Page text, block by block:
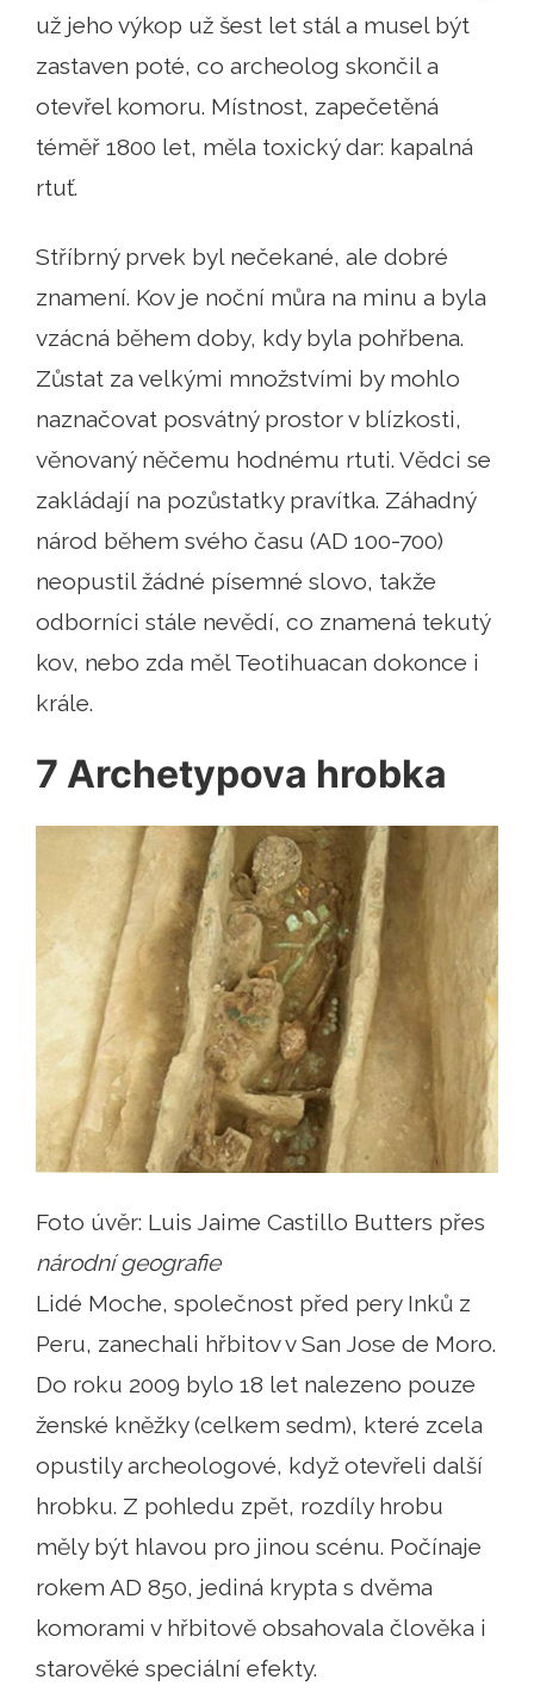
už jeho výkop už šest let stál a musel být
zastaven poté, co archeolog skončil a
otevřel komoru. Místnost, zapečetěná
téměř 1800 let, měla toxický dar: kapalná
rtuť.
Stříbrný prvek byl nečekané, ale dobré
znamení. Kov je noční můra na minu a byla
vzácná během doby, kdy byla pohřbena.
Zůstat za velkými množstvími by mohlo
naznačovat posvátný prostor v blízkosti,
věnovaný něčemu hodnému rtuti. Vědci se
zakládají na pozůstatky pravítka. Záhadný
národ během svého času (AD 100-700)
neopustil žádné písemné slovo, takže
odborníci stále nevědí, co znamená tekutý
kov, nebo zda měl Teotihuacan dokonce i
krále.
7 Archetypova hrobka
Foto úvěr: Luis Jaime Castillo Butters přes
národní geografie
Lidé Moche, společnost před pery Inků z
Peru, zanechali hřbitov v San Jose de Moro.
Do roku 2009 bylo 18 let nalezeno pouze
ženské kněžky (celkem sedm), které zcela
opustily archeologové, když otevřeli další
hrobku. Z pohledu zpět, rozdíly hrobu
měly být hlavou pro jinou scénu. Počínaje
rokem AD 850, jediná krypta s dvěma
komorami v hřbitově obsahovala člověka i
starověké speciální efekty.